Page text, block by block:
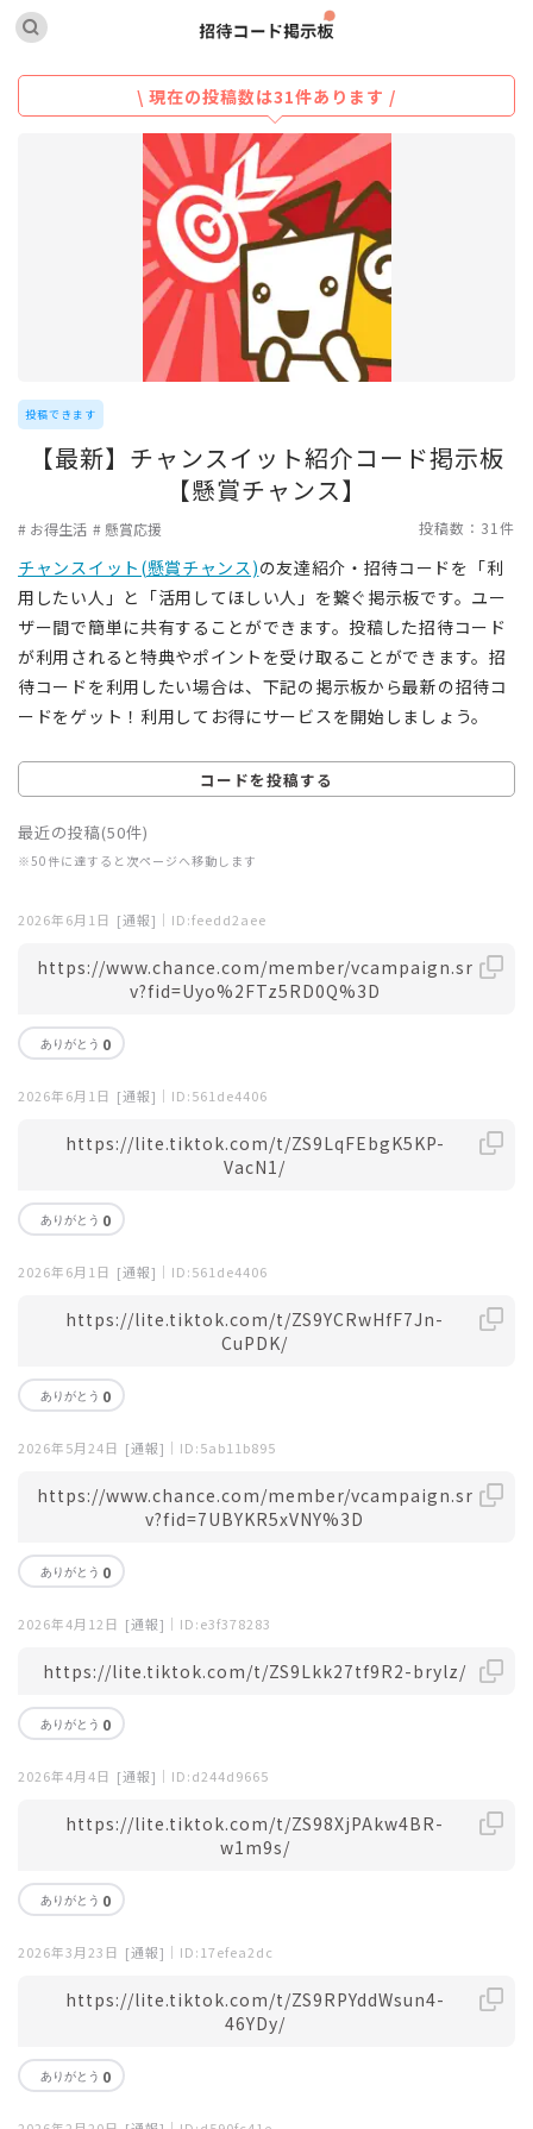
\ 現在の投稿数は31件あります /
投稿できます
【最新】チャンスイット紹介コード掲示板
【懸賞チャンス】
お得生活 懸賞応援 投稿数：31件
チャンスイット(懸賞チャンス)の友達紹介・招待コードを「利
用したい人」と「活用してほしい人」を繋ぐ掲示板です。ユー
ザー間で簡単に共有することができます。投稿した招待コード
が利用されると特典やポイントを受け取ることができます。招
待コードを利用したい場合は、下記の掲示板から最新の招待コ
ードをゲット！利用してお得にサービスを開始しましょう。
コードを投稿する
最近の投稿(50件)
※50件に達すると次ページへ移動します
2026年6月1日 [通報] ｜ID:feedd2aee
https://www.chance.com/member/vcampaign.sr
v?fid=Uyo%2FTz5RD0Q%3D
0
2026年6月1日 [通報] ｜ID:561de4406
https://lite.tiktok.com/t/ZS9LqFEbgK5KP-
VacN1/
0
2026年6月1日 [通報] ｜ID:561de4406
https://lite.tiktok.com/t/ZS9YCRwHfF7Jn-
CuPDK/
0
2026年5月24日 [通報] ｜ID:5ab11b895
https://www.chance.com/member/vcampaign.sr
v?fid=7UBYKR5xVNY%3D
0
2026年4月12日 [通報] ｜ID:e3f378283
https://lite.tiktok.com/t/ZS9Lkk27tf9R2-brylz/
0
2026年4月4日 [通報] ｜ID:d244d9665
https://lite.tiktok.com/t/ZS98XjPAkw4BR-
w1m9s/
0
2026年3月23日 [通報] ｜ID:17efea2dc
https://lite.tiktok.com/t/ZS9RPYddWsun4-
46YDy/
0